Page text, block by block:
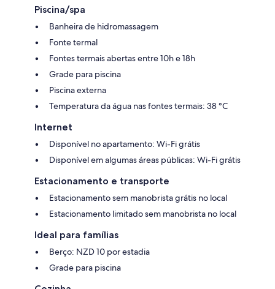
Piscina/spa
Banheira de hidromassagem
Fonte termal
Fontes termais abertas entre 10h e 18h
Grade para piscina
Piscina externa
Temperatura da água nas fontes termais: 38 °C
Internet
Disponível no apartamento: Wi-Fi grátis
Disponível em algumas áreas públicas: Wi-Fi grátis
Estacionamento e transporte
Estacionamento sem manobrista grátis no local
Estacionamento limitado sem manobrista no local
Ideal para famílias
Berço: NZD 10 por estadia
Grade para piscina